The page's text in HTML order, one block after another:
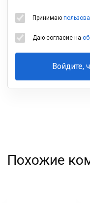
Принимаю
Даю согласие на
Войдите,
Ваша
Похожие